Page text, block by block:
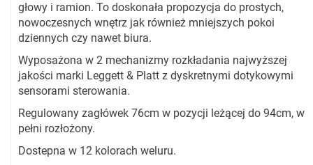
głowy i ramion. To doskonała propozycja do prostych,
nowoczesnych wnętrz jak również mniejszych pokoi
dziennych czy nawet biura.
Wyposażona w 2 mechanizmy rozkładania najwyższej
jakości marki Leggett & Platt z dyskretnymi dotykowymi
sensorami sterowania.
Regulowany zagłówek 76cm w pozycji leżącej do 94cm, w
pełni rozłożony.
Dostepna w 12 kolorach weluru.